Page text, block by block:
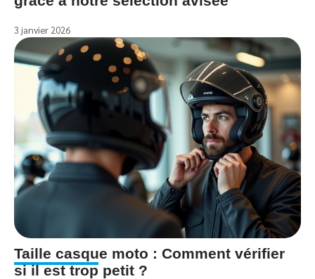
3 janvier 2026
Taille casque moto : Comment vérifier
si il est trop petit ?